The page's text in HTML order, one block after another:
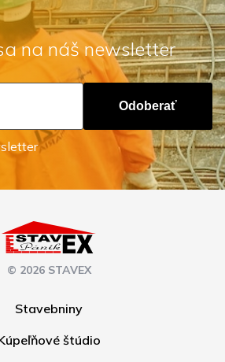
na náš newsletter
Odoberať
© 2026 STAVEX
Stavebniny
štúdio